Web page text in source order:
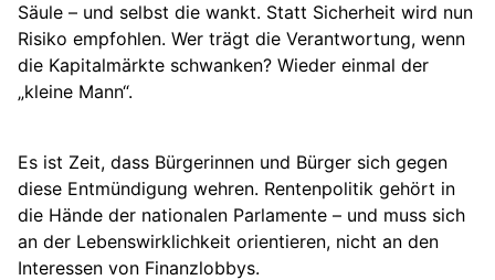
Säule – und selbst die wankt. Statt Sicherheit wird nun
Risiko empfohlen. Wer trägt die Verantwortung, wenn
die Kapitalmärkte schwanken? Wieder einmal der
„kleine Mann“.
Es ist Zeit, dass Bürgerinnen und Bürger sich gegen
diese Entmündigung wehren. Rentenpolitik gehört in
die Hände der nationalen Parlamente – und muss sich
an der Lebenswirklichkeit orientieren, nicht an den
Interessen von Finanzlobbys.